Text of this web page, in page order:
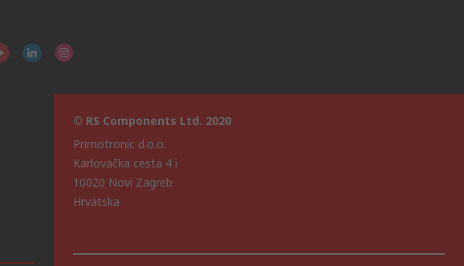
© RS Components Ltd. 2020
Primotronic d.o.o.
Karlovačka cesta 4 i
10020 Novi Zagreb
Hrvatska